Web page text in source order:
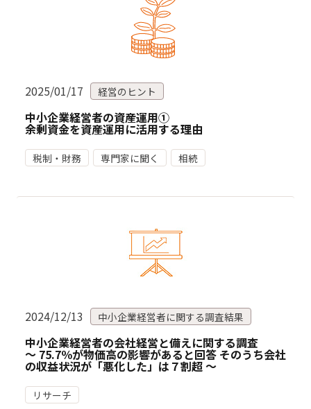
2025/01/17 経営のヒント
中小企業経営者の資産運用①
余剰資金を資産運用に活用する理由
税制・財務 専門家に聞く 相続
2024/12/13 中小企業経営者に関する調査結果
中小企業経営者の会社経営と備えに関する調査
〜 75.7％が物価高の影響があると回答 そのうち会社
の収益状況が「悪化した」は７割超 〜
リサーチ